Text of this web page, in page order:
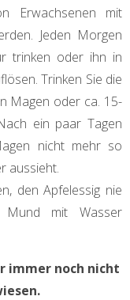
Erwachsenen mit
Jeden Morgen
trinken oder ihn in
Trinken Sie die
Magen oder ca. 15-
ein paar Tagen
nicht mehr so
aussieht.
den Apfelessig nie
mit Wasser
immer noch nicht